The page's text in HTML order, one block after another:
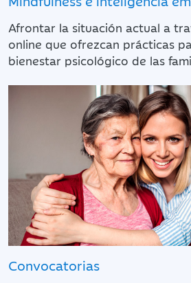
Afrontar la situación actual a
online que ofrezcan prácticas
bienestar psicológico de las
Convocatorias